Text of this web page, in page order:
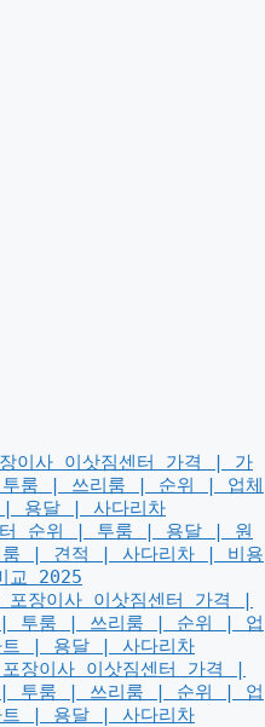
이사 이삿짐센터 가격 | 가
룸 | 쓰리룸 | 순위 | 업체
용달 | 사다리차
터 순위 | 투룸 | 용달 | 원
| 견적 | 사다리차 | 비용
2025
포장이사 이삿짐센터 가격 |
투룸 | 쓰리룸 | 순위 | 업
| 용달 | 사다리차
장이사 이삿짐센터 가격 |
투룸 | 쓰리룸 | 순위 | 업
| 용달 | 사다리차